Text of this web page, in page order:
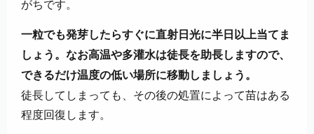
がちです。
一粒でも発芽したらすぐに直射日光に半日以上当てま
しょう。なお高温や多灌水は徒長を助長しますので、
できるだけ温度の低い場所に移動しましょう。
徒長してしまっても、その後の処置によって苗はある
程度回復します。